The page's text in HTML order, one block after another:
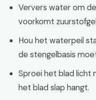
Ververs water om
voorkomt
Hou het waterpeil
de stengelbasis
Sproei het blad licht
het blad slap hangt.